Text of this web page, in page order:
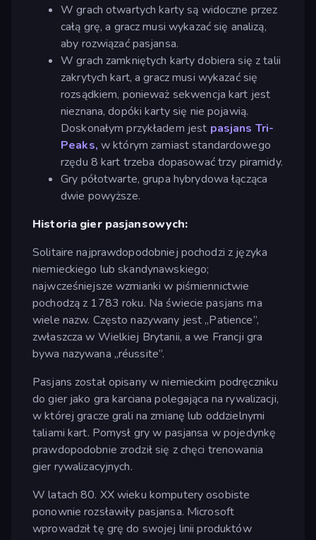
W grach otwartych karty są widoczne przez
całą grę, a gracz musi wykazać się analizą,
aby rozwiązać pasjansa.
W grach zamkniętych karty dobiera się z talii
zakrytych kart, a gracz musi wykazać się
rozsądkiem, ponieważ sekwencja kart jest
nieznana, dopóki karty się nie pojawią.
Doskonałym przykładem jest pasjans Tri-
Peaks, w którym zamiast standardowego
rzędu 8 kart trzeba dopasować trzy piramidy.
Gry półotwarte, grupa hybrydowa łącząca
dwie powyższe.
Historia gier pasjansowych:
Solitaire najprawdopodobniej pochodzi z języka
niemieckiego lub skandynawskiego;
najwcześniejsze wzmianki w piśmiennictwie
pochodzą z 1783 roku. Na świecie pasjans ma
wiele nazw. Często nazywany jest „Patience”,
zwłaszcza w Wielkiej Brytanii, a we Francji gra
bywa nazywana „réussite”.
Pasjans został opisany w niemieckim podręczniku
do gier jako gra karciana polegająca na rywalizacji,
w której gracze grali na zmianę lub oddzielnymi
taliami kart. Pomysł gry w pasjansa w pojedynkę
prawdopodobnie zrodził się z chęci trenowania
gier rywalizacyjnych.
W latach 80. XX wieku komputery osobiste
ponownie rozsławiły pasjansa. Microsoft
wprowadził tę grę do swojej linii produktów